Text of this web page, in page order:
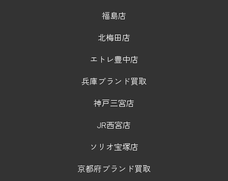
福島店
北梅田店
エトレ豊中店
兵庫ブランド買取
神戸三宮店
JR西宮店
ソリオ宝塚店
京都府ブランド買取